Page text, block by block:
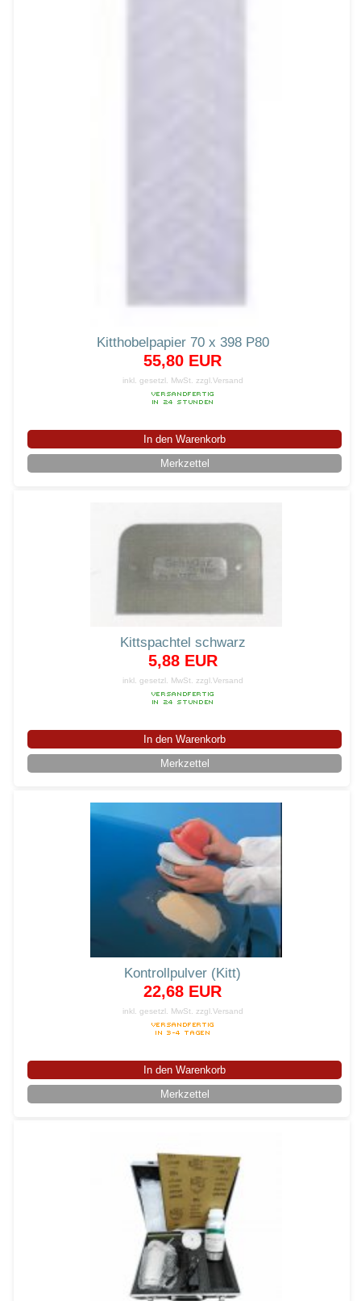
Kitthobelpapier 70 x 398 P80
55,80 EUR
inkl. gesetzl. MwSt. zzgl.Versand
In den Warenkorb
Merkzettel
Kittspachtel schwarz
5,88 EUR
inkl. gesetzl. MwSt. zzgl.Versand
In den Warenkorb
Merkzettel
Kontrollpulver (Kitt)
22,68 EUR
inkl. gesetzl. MwSt. zzgl.Versand
In den Warenkorb
Merkzettel